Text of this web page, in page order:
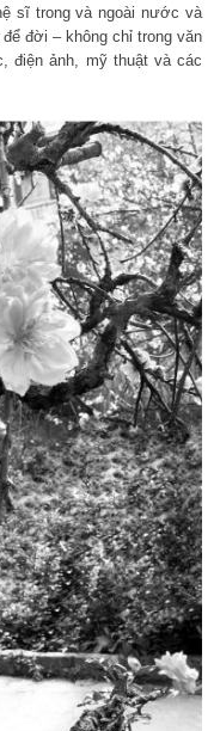
sĩ trong và ngoài nước và
đời – không chỉ trong văn
điện ảnh, mỹ thuật và các